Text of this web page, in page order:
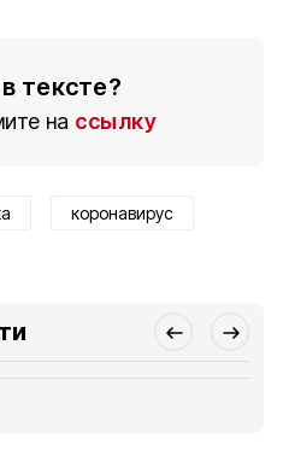
тексте?
на ссылку
коронавирус